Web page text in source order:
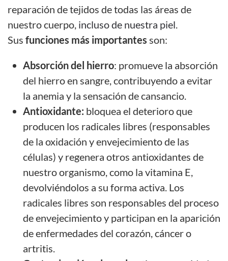
reparación de tejidos de todas las áreas de
nuestro cuerpo, incluso de nuestra piel.
Sus funciones más importantes son:
Absorción del hierro: promueve la absorción
del hierro en sangre, contribuyendo a evitar
la anemia y la sensación de cansancio.
Antioxidante: bloquea el deterioro que
producen los radicales libres (responsables
de la oxidación y envejecimiento de las
células) y regenera otros antioxidantes de
nuestro organismo, como la vitamina E,
devolviéndolos a su forma activa. Los
radicales libres son responsables del proceso
de envejecimiento y participan en la aparición
de enfermedades del corazón, cáncer o
artritis.